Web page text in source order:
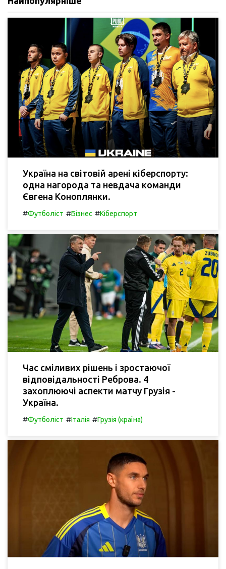
Україна на світовій арені кіберспорту:
одна нагорода та невдача команди
Євгена Коноплянки.
#Футболіст #Бізнес #Кіберспорт
Час сміливих рішень і зростаючої
відповідальності Реброва. 4
захоплюючі аспекти матчу Грузія -
Україна.
#Футболіст #Італія #Грузія (країна)